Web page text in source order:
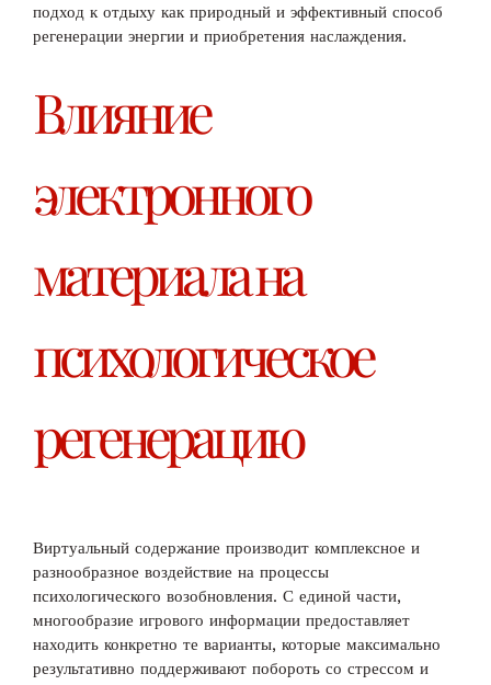
подход к отдыху как природный и эффективный способ
регенерации энергии и приобретения наслаждения.
Влияние
электронного
материала на
психологическое
регенерацию
Виртуальный содержание производит комплексное и
разнообразное воздействие на процессы
психологического возобновления. С единой части,
многообразие игрового информации предоставляет
находить конкретно те варианты, которые максимально
результативно поддерживают побороть со стрессом и